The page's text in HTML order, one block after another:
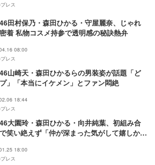
レス
⽥村保乃・森⽥ひかる・守屋麗奈、じゃれ
着 私物コスメ持参で透明感の秘訣熱弁
08:00
レス
山崎天・森田ひかるらの男装姿が話題「ど
」「本当にイケメン」とファン悶絶
18:44
レス
大園玲・森田ひかる・向井純葉、初組み合
笑い絶えず「仲が深まった気がして嬉しかっ
18:00
レス